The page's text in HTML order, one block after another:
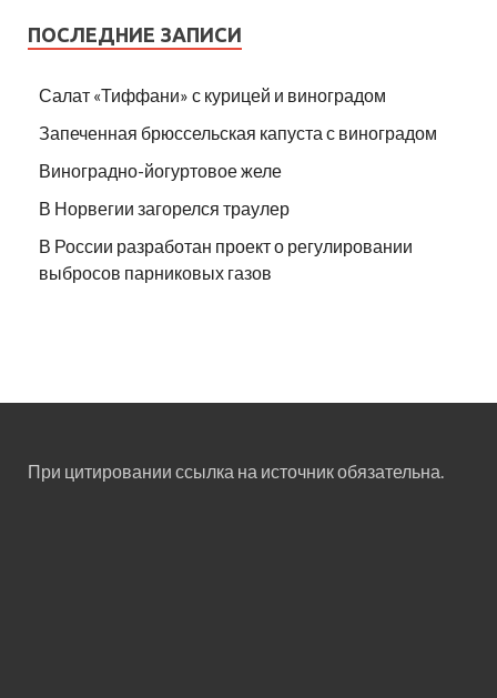
ПОСЛЕДНИЕ ЗАПИСИ
Салат «Тиффани» с курицей и виноградом
Запеченная брюссельская капуста с виноградом
Виноградно-йогуртовое желе
В Норвегии загорелся траулер
В России разработан проект о регулировании
выбросов парниковых газов
При цитировании ссылка на источник обязательна.